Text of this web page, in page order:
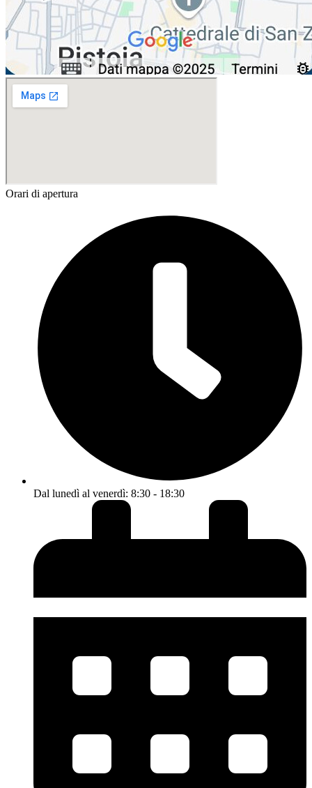
Orari di apertura
Dal lunedì al venerdì: 8:30 - 18:30